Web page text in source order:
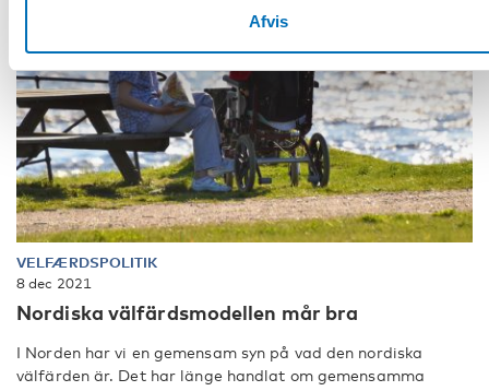
Afvis
VELFÆRDSPOLITIK
8 dec 2021
Nordiska välfärdsmodellen mår bra
I Norden har vi en gemensam syn på vad den nordiska
välfärden är. Det har länge handlat om gemensamma